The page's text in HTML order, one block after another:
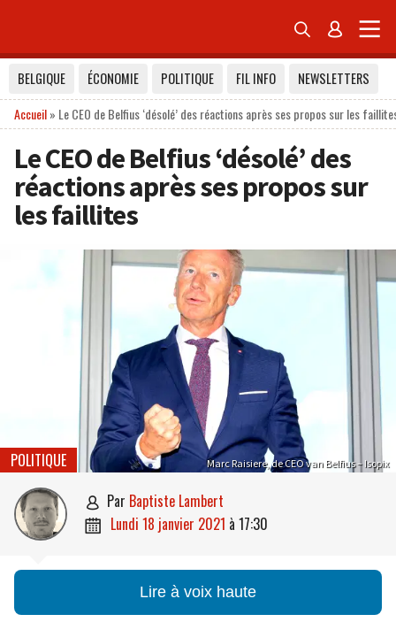
 
BELGIQUE ÉCONOMIE POLITIQUE FIL INFO
NEWSLETTERS
Accueil» Le CEO de Belfius ‘désolé’ des réactions après ses propos sur les
Le CEO de Belfius ‘désolé’ des
réactions après ses propos sur
les faillites
Marc Raisiere, de CEO van Belfius – Isopix
POLITIQUE
 par Baptiste Lambert
 lundi 18 janvier 2021 à 17:30
Lire à voix haute